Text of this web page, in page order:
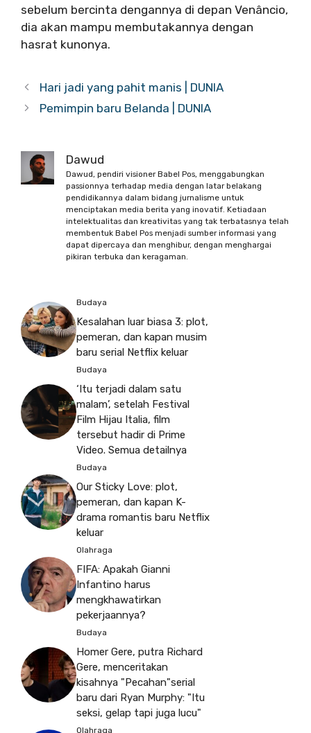
sebelum bercinta dengannya di depan Venâncio,
dia akan mampu membutakannya dengan
hasrat kunonya.
Hari jadi yang pahit manis | DUNIA
Pemimpin baru Belanda | DUNIA
Dawud
Dawud, pendiri visioner Babel Pos, menggabungkan
passionnya terhadap media dengan latar belakang
pendidikannya dalam bidang jurnalisme untuk
menciptakan media berita yang inovatif. Ketiadaan
intelektualitas dan kreativitas yang tak terbatasnya telah
membentuk Babel Pos menjadi sumber informasi yang
dapat dipercaya dan menghibur, dengan menghargai
pikiran terbuka dan keragaman.
Budaya
Kesalahan luar biasa 3: plot,
pemeran, dan kapan musim
baru serial Netflix keluar
Budaya
‘Itu terjadi dalam satu
malam’, setelah Festival
Film Hijau Italia, film
tersebut hadir di Prime
Video. Semua detailnya
Budaya
Our Sticky Love: plot,
pemeran, dan kapan K-
drama romantis baru Netflix
keluar
Olahraga
FIFA: Apakah Gianni
Infantino harus
mengkhawatirkan
pekerjaannya?
Budaya
Homer Gere, putra Richard
Gere, menceritakan
kisahnya "Pecahan"serial
baru dari Ryan Murphy: "Itu
seksi, gelap tapi juga lucu"
Olahraga